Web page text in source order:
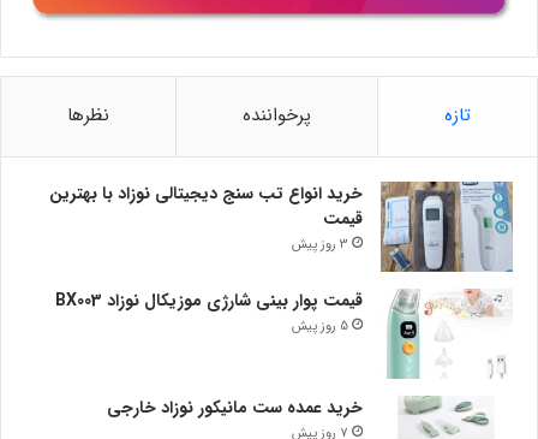
تازه پرخواننده نظرها
خرید انواع تب سنج دیجیتالی نوزاد با بهترین
قیمت
3 روز پیش
قیمت پوار بینی شارژی موزیکال نوزاد BX003
5 روز پیش
خرید عمده ست مانیکور نوزاد خارجی
7 روز پیش